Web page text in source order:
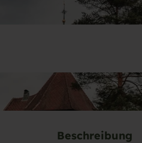
Beschreibung